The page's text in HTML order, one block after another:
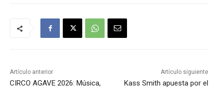
Artículo anterior
CIRCO AGAVE 2026: Música,
Artículo siguiente
Kass Smith apuesta por el